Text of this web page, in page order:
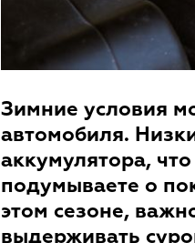
Зимние условия
автомобиля.
аккумулятора,
подумываете о
этом сезоне,
выдерживать